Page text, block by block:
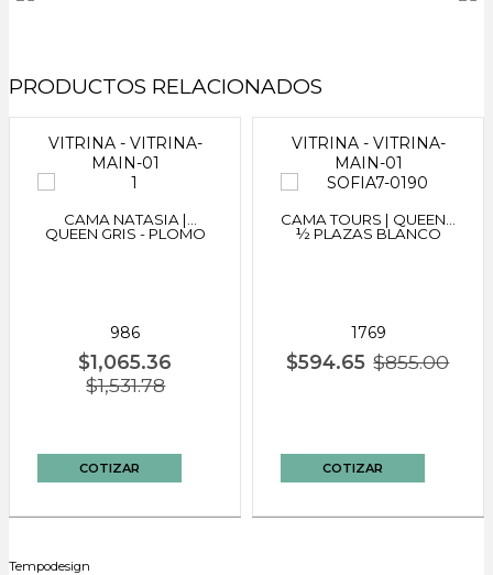
PRODUCTOS RELACIONADOS
VITRINA - VITRINA-
MAIN-01
CAMA NATASIA |
QUEEN GRIS - PLOMO
986
$1,065.36
$1,531.78
COTIZAR
VITRINA - VITRINA-
MAIN-01
CAMA TOURS | QUEEN 2
½ PLAZAS BLANCO
1769
$594.65 $855.00
COTIZAR
Tempodesign